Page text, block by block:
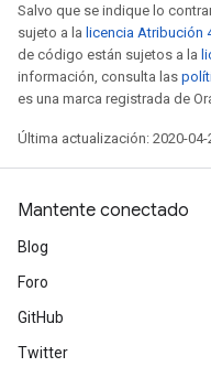
Salvo que se indique lo
sujeto a la licencia Atribución
de código están sujetos a la
información, consulta las
es una marca registrada de
Última actualización: 2020-04-
Mantente conectado
Blog
Foro
GitHub
Twitter